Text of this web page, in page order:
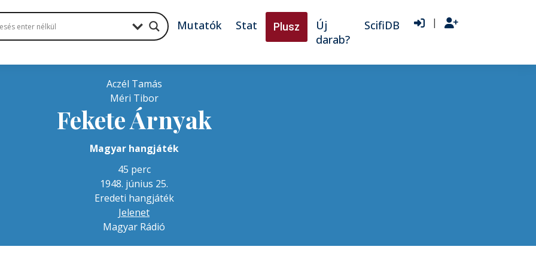
Mutatók Stat Plusz
Új
darab?
ScifiDB |
Aczél Tamás
Méri Tibor
Fekete Árnyak
Magyar hangjáték
45 perc
1948. június 25.
Eredeti hangjáték
Jelenet
Magyar Rádió